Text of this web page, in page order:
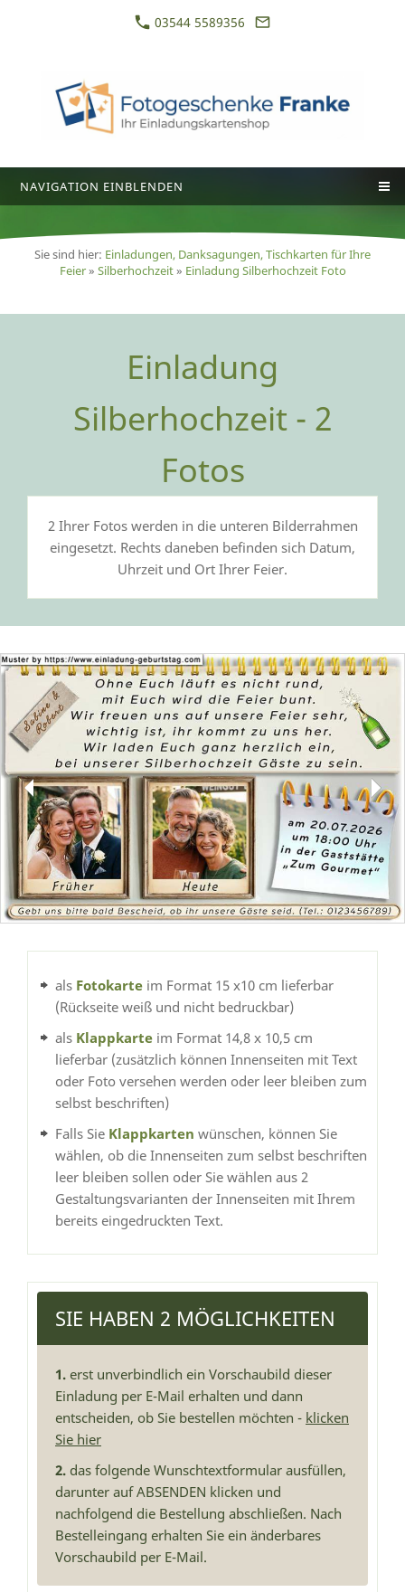
03544 5589356
NAVIGATION EINBLENDEN
Sie sind hier: Einladungen, Danksagungen, Tischkarten für Ihre
Feier» Silberhochzeit» Einladung Silberhochzeit Foto
Einladung
Silberhochzeit - 2
Fotos
2 Ihrer Fotos werden in die unteren Bilderrahmen
eingesetzt. Rechts daneben befinden sich Datum,
Uhrzeit und Ort Ihrer Feier.
als Fotokarte im Format 15 x10 cm lieferbar
(Rückseite weiß und nicht bedruckbar)
als Klappkarte im Format 14,8 x 10,5 cm
lieferbar (zusätzlich können Innenseiten mit Text
oder Foto versehen werden oder leer bleiben zum
selbst beschriften)
Falls Sie Klappkarten wünschen, können Sie
wählen, ob die Innenseiten zum selbst beschriften
leer bleiben sollen oder Sie wählen aus 2
Gestaltungsvarianten der Innenseiten mit Ihrem
bereits eingedruckten Text.
SIE HABEN 2 MÖGLICHKEITEN
1. erst unverbindlich ein Vorschaubild dieser
Einladung per E-Mail erhalten und dann
entscheiden, ob Sie bestellen möchten - klicken
Sie hier
2. das folgende Wunschtextformular ausfüllen,
darunter auf ABSENDEN klicken und
nachfolgend die Bestellung abschließen. Nach
Bestelleingang erhalten Sie ein änderbares
Vorschaubild per E-Mail.